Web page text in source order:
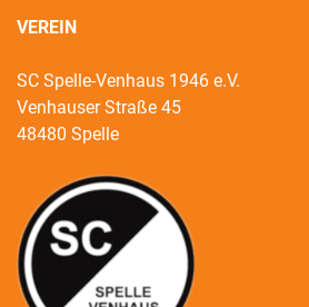
VEREIN
SC Spelle-Venhaus 1946 e.V.
Venhauser Straße 45
48480 Spelle